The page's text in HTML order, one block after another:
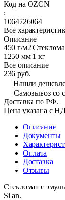
Код на OZON
:
1064726064
Все
Описание
450 г/м2
1250 мм 1 кг
Все описание
236 руб.
Нашли
Самовывоз со
Доставка по РФ.
Цена указана с
Описание
Документы
Оплата
Доставка
Отзывы
Стекломат с
Silan.